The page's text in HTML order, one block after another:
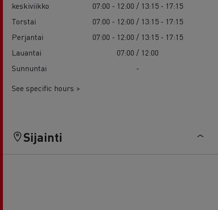
keskiviikko
07:00 - 12:00 / 13:15 - 17:15
Torstai
07:00 - 12:00 / 13:15 - 17:15
Perjantai
07:00 - 12:00 / 13:15 - 17:15
Lauantai
07:00 / 12:00
Sunnuntai
-
See specific hours >
Sijainti